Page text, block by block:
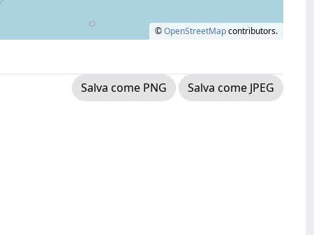
©OpenStreetMapcontributors.
Salva come PNG
Salva come JPEG